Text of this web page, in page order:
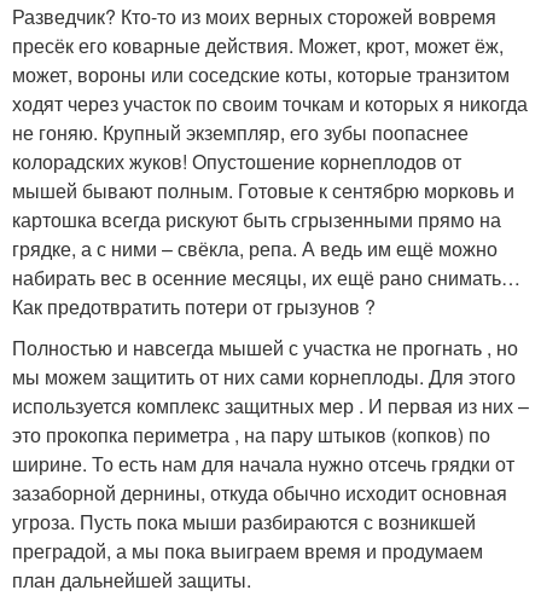
Разведчик? Кто-то из моих верных сторожей вовремя
пресёк его коварные действия. Может, крот, может ёж,
может, вороны или соседские коты, которые транзитом
ходят через участок по своим точкам и которых я никогда
не гоняю. Крупный экземпляр, его зубы поопаснее
колорадских жуков! Опустошение корнеплодов от
мышей бывают полным. Готовые к сентябрю морковь и
картошка всегда рискуют быть сгрызенными прямо на
грядке, а с ними – свёкла, репа. А ведь им ещё можно
набирать вес в осенние месяцы, их ещё рано снимать…
Как предотвратить потери от грызунов ?
Полностью и навсегда мышей с участка не прогнать , но
мы можем защитить от них сами корнеплоды. Для этого
используется комплекс защитных мер . И первая из них –
это прокопка периметра , на пару штыков (копков) по
ширине. То есть нам для начала нужно отсечь грядки от
зазаборной дернины, откуда обычно исходит основная
угроза. Пусть пока мыши разбираются с возникшей
преградой, а мы пока выиграем время и продумаем
план дальнейшей защиты.